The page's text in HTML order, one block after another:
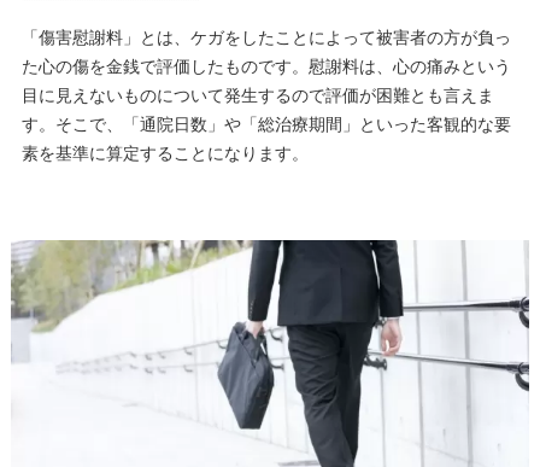
「傷害慰謝料」とは、ケガをしたことによって被害者の方が負っ
た心の傷を金銭で評価したものです。慰謝料は、心の痛みという
目に見えないものについて発生するので評価が困難とも言えま
す。そこで、「通院日数」や「総治療期間」といった客観的な要
素を基準に算定することになります。